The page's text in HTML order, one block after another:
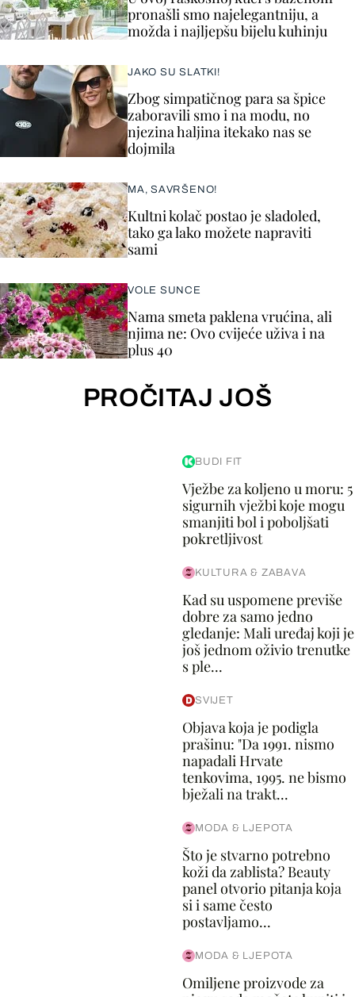
pronašli smo najelegantniju, a
možda i najljepšu bijelu kuhinju
JAKO SU SLATKI!
Zbog simpatičnog para sa špice
zaboravili smo i na modu, no
njezina haljina itekako nas se
dojmila
MA, SAVRŠENO!
Kultni kolač postao je sladoled,
tako ga lako možete napraviti
sami
VOLE SUNCE
Nama smeta paklena vrućina, ali
njima ne: Ovo cvijeće uživa i na
plus 40
PROČITAJ JOŠ
BUDI FIT
Vježbe za koljeno u moru: 5
sigurnih vježbi koje mogu
smanjiti bol i poboljšati
pokretljivost
KULTURA & ZABAVA
Kad su uspomene previše
dobre za samo jedno
gledanje: Mali uređaj koji je
još jednom oživio trenutke
s ple...
SVIJET
Objava koja je podigla
prašinu: "Da 1991. nismo
napadali Hrvate
tenkovima, 1995. ne bismo
bježali na trakt...
MODA & LJEPOTA
Što je stvarno potrebno
koži da zablista? Beauty
panel otvorio pitanja koja
si i same često
postavljamo...
MODA & LJEPOTA
Omiljene proizvode za